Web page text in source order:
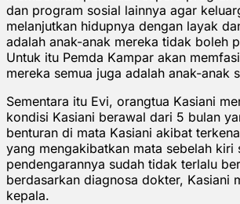
dan program sosial lainnya agar
melanjutkan hidupnya dengan layak
adalah anak-anak mereka tidak boleh
Untuk itu Pemda Kampar akan
mereka semua juga adalah anak-anak
Sementara itu Evi, orangtua Kasiani
kondisi Kasiani berawal dari 5 bulan
benturan di mata Kasiani akibat
yang mengakibatkan mata sebelah kiri
pendengarannya sudah tidak terlalu
berdasarkan diagnosa dokter, Kasiani
kepala.